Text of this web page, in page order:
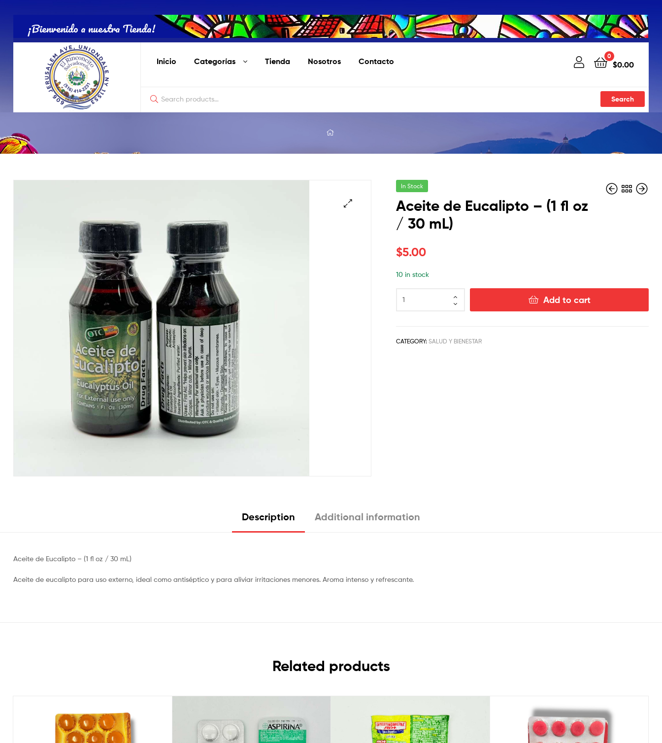
¡Bienvenido a nuestra Tienda!
Salvadoreños
Inicio Categorías Tienda Nosotros Contacto
0
$0.00
Search
Salvadoreña
Online
In Stock
Aceite de Eucalipto – (1 fl oz
/ 30 mL)
$5.00
10 in stock
Add to cart
CATEGORY:SALUD Y BIENESTAR
Description Additional information
Aceite de Eucalipto – (1 fl oz / 30 mL)
Aceite de eucalipto para uso externo, ideal como antiséptico y para aliviar irritaciones menores. Aroma intenso y refrescante.
Related products